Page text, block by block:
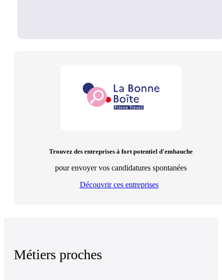
Trouvez des entreprises à fort potentiel d'embauche
pour envoyer vos candidatures spontanées
Découvrir ces entreprises
Métiers proches